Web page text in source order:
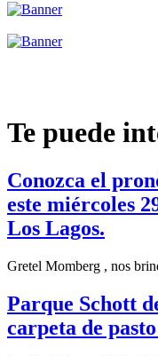
Te puede
Conozca el
este miércoles
Los Lagos.
Gretel Momberg , nos
Parque Schott
carpeta de